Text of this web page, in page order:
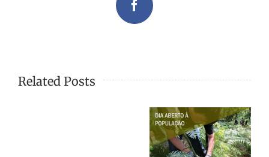
Facebook
Related Posts